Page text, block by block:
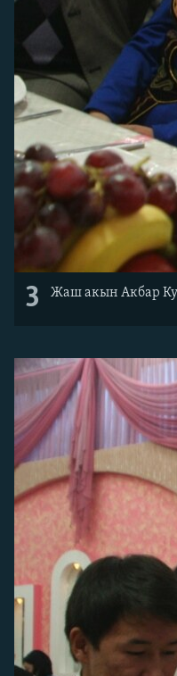
3 Жаш акын Акбар